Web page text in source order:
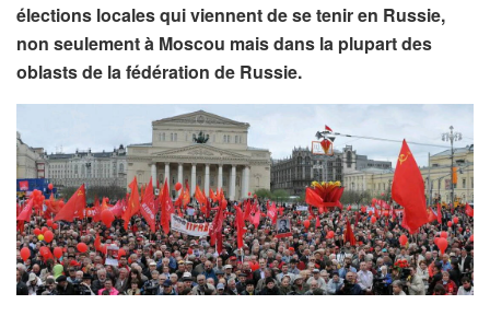
élections locales qui viennent de se tenir en Russie,
non seulement à Moscou mais dans la plupart des
oblasts de la fédération de Russie.